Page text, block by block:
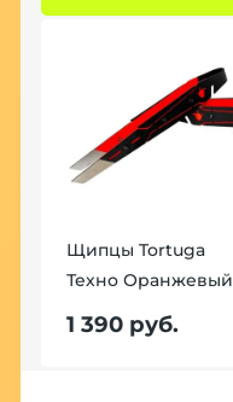
Щипцы Tortuga
Техно Оранжевый
1 390 руб.